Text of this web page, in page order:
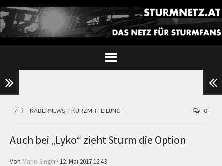
KADERNEWS /KURZMITTEILUNG 0
Auch bei „Lyko“ zieht Sturm die Option
Von Mario Singer· 12. Mai 2017 12:43